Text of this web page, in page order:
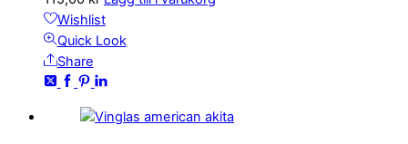
Wishlist
Quick Look
Share